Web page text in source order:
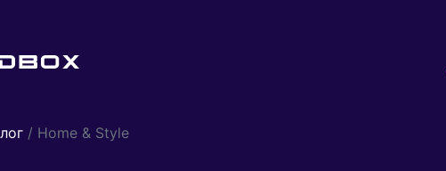
/ Home & Style